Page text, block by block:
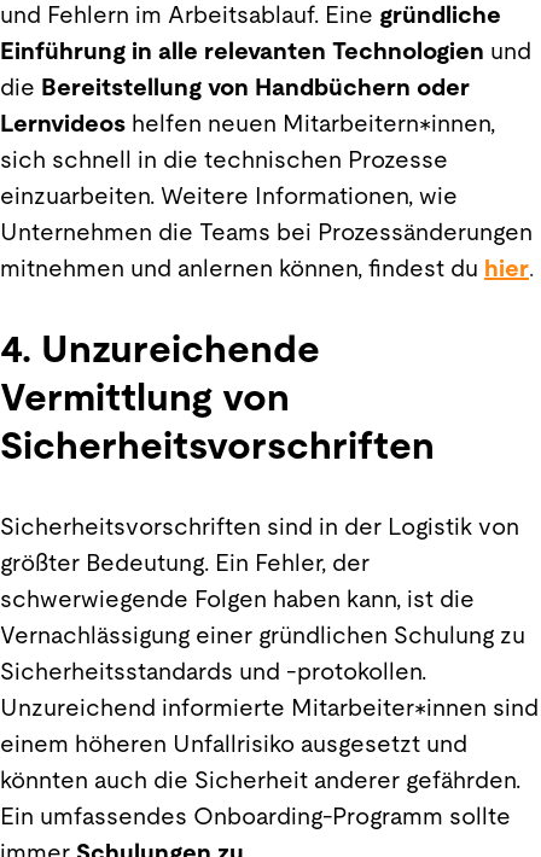
und Fehlern im Arbeitsablauf. Eine gründliche
Einführung in alle relevanten Technologien und
die Bereitstellung von Handbüchern oder
Lernvideos helfen neuen Mitarbeitern*innen,
sich schnell in die technischen Prozesse
einzuarbeiten. Weitere Informationen, wie
Unternehmen die Teams bei Prozessänderungen
mitnehmen und anlernen können, findest du hier.
4. Unzureichende
Vermittlung von
Sicherheitsvorschriften
Sicherheitsvorschriften sind in der Logistik von
größter Bedeutung. Ein Fehler, der
schwerwiegende Folgen haben kann, ist die
Vernachlässigung einer gründlichen Schulung zu
Sicherheitsstandards und -protokollen.
Unzureichend informierte Mitarbeiter*innen sind
einem höheren Unfallrisiko ausgesetzt und
könnten auch die Sicherheit anderer gefährden.
Ein umfassendes Onboarding-Programm sollte